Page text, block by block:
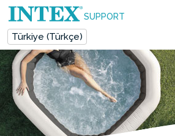
SUPPORT
Türkiye (Türkçe)